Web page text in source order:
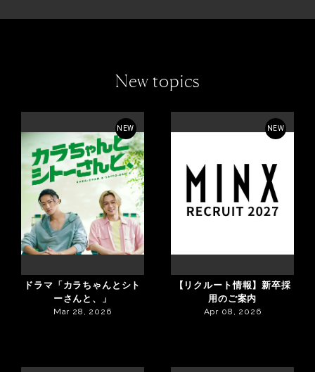
New topics
NEW
ドラマ「カラちゃんとシト
ーさんと、」
Mar 28, 2026
NEW
【リクルート情報】新卒採
用のご案内
Apr 08, 2026